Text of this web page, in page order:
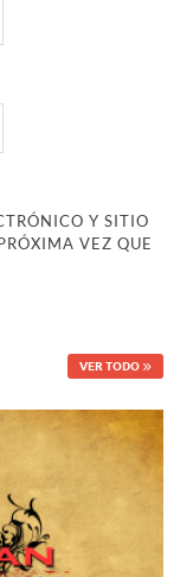
Y SITIO
VEZ QUE
VER TODO